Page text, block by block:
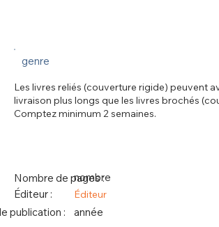
Nombre de pages :
Éditeur :
publication :
nombre
Éditeur
année
genre
Les livres reliés (couverture rigide) peuvent
livraison plus longs que les livres brochés
Comptez minimum 2 semaines.